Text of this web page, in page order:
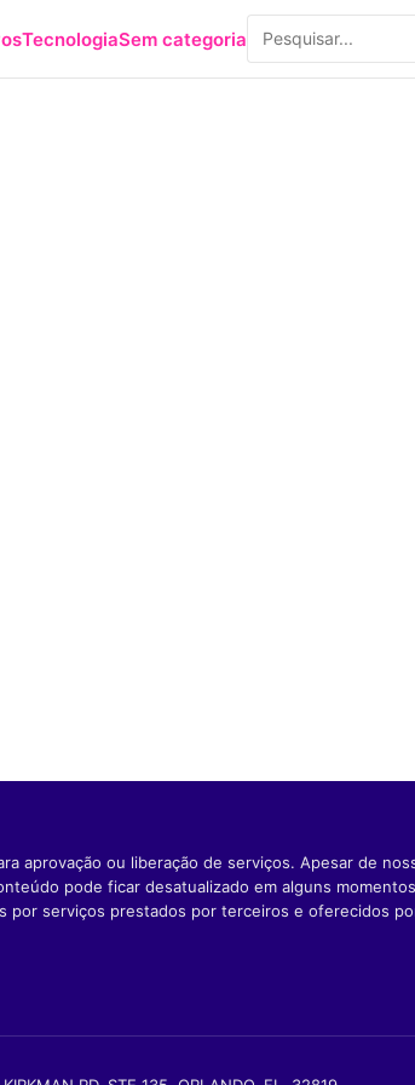
TecnologiaSem categoria
aprovação ou liberação de serviços. Apesar de
pode ficar desatualizado em alguns
por serviços prestados por terceiros e oferecidos